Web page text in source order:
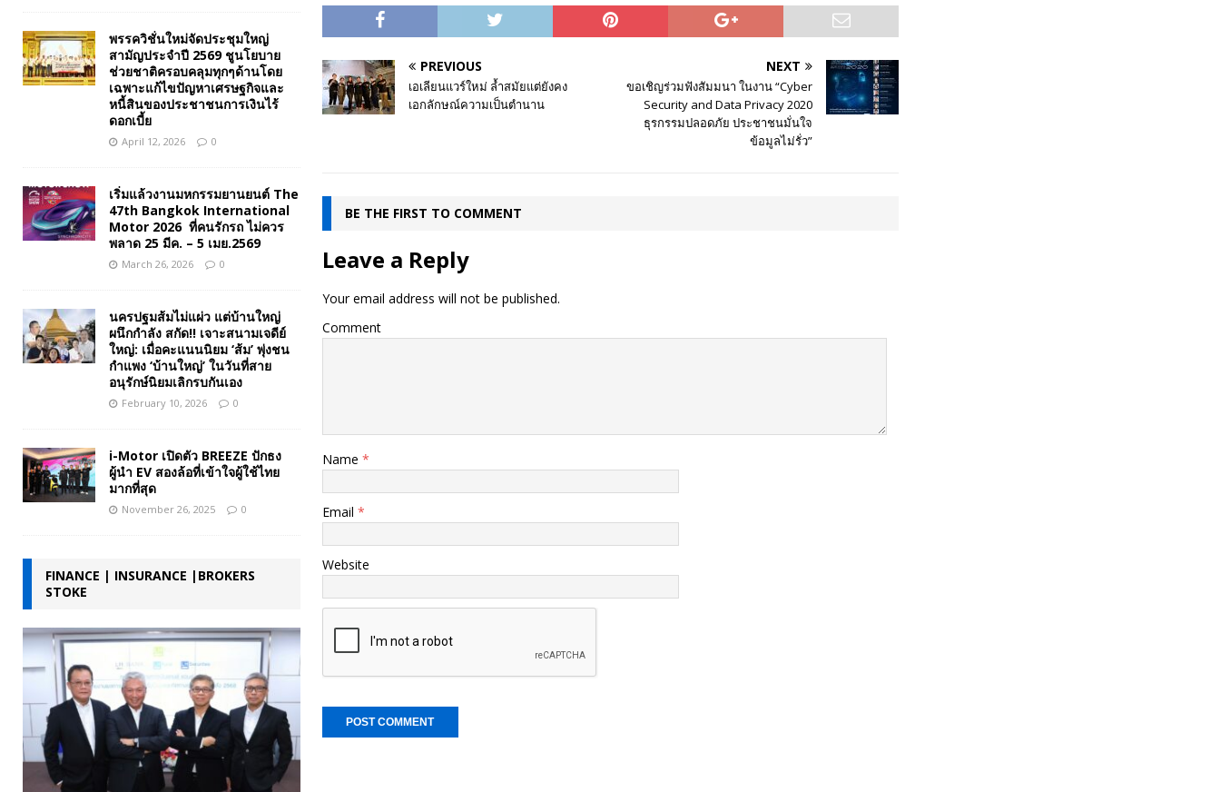
PREVIOUS
เอเลียนแวร์ใหม่ ล้ำสมัยแต่ยังคง
เอกลักษณ์ความเป็นตำนาน
NEXT
ขอเชิญร่วมฟังสัมมนา ในงาน “Cyber
Security and Data Privacy 2020
ธุรกรรมปลอดภัย ประชาชนมั่นใจ
ข้อมูลไม่รั่ว”
BE THE FIRST TO COMMENT
Leave a Reply
Your email address will not be published.
Comment
Name *
Email *
Website
พรรควิชั่นใหม่จัดประชุมใหญ่
สามัญประจำปี 2569 ชูนโยบาย
ช่วยชาติครอบคลุมทุกๆด้านโดย
เฉพาะแก้ไขปัญหาเศรษฐกิจและ
หนี้สินของประชาชนการเงินไร้
ดอกเบี้ย
April 12, 2026 0
เริ่มแล้วงานมหกรรมยานยนต์ The
47th Bangkok International
Motor 2026 ที่คนรักรถ ไม่ควร
พลาด 25 มีค. – 5 เมย.2569
March 26, 2026 0
นครปฐมส้มไม่แผ่ว แต่บ้านใหญ่
ผนึกกำลัง สกัด!! เจาะสนามเจดีย์
ใหญ่: เมื่อคะแนนนิยม ‘ส้ม’ พุ่งชน
กำแพง ‘บ้านใหญ่’ ในวันที่สาย
อนุรักษ์นิยมเลิกรบกันเอง
February 10, 2026 0
i-Motor เปิดตัว BREEZE ปักธง
ผู้นำ EV สองล้อที่เข้าใจผู้ใช้ไทย
มากที่สุด
November 26, 2025 0
FINANCE | INSURANCE |BROKERS
STOKE